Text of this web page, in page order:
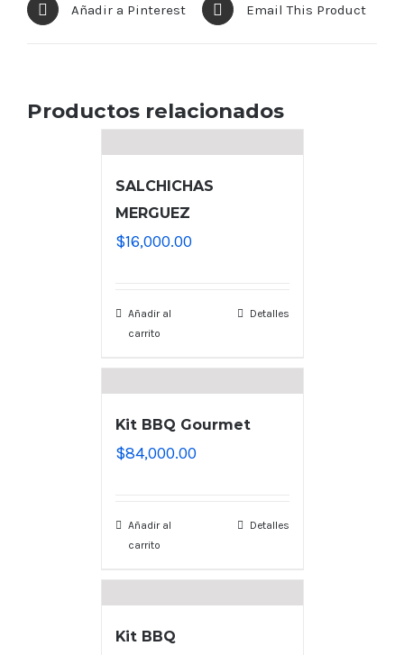
Añadir a Pinterest Email This Product
Productos relacionados
SALCHICHAS
MERGUEZ
$16,000.00
Añadir al
carrito
Detalles
Kit BBQ Gourmet
$84,000.00
Añadir al
carrito
Detalles
Kit BBQ